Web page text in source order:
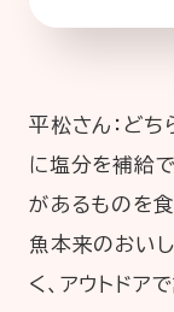
平松さん：どち
に塩分を補給
があるものを
魚本来のおい
く、アウトドア